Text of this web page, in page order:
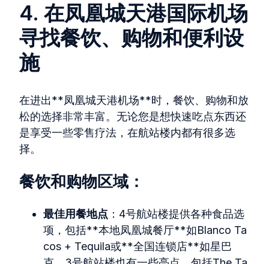
4. 在凤凰城天港国际机场
寻找餐饮、购物和便利设
施
在进出**凤凰城天港机场**时，餐饮、购物和放
松的选择非常丰富。无论您是想快速吃点东西还
是享受一些零售疗法，在航站楼内都有很多选
择。
餐饮和购物区域：
最佳用餐地点 ：4号航站楼提供各种食品选
项，包括**本地凤凰城餐厅**如Blanco Ta
cos + Tequila或**全国连锁店**如星巴